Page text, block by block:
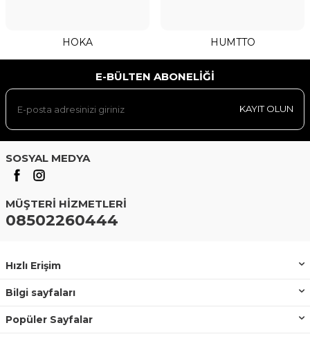
HOKA HUMTTO
E-BÜLTEN ABONELIĞI
KAYIT OLUN
SOSYAL MEDYA
MÜŞTERI HIZMETLERI
08502260444
Hızlı Erişim
Bilgi sayfaları
Popüler Sayfalar